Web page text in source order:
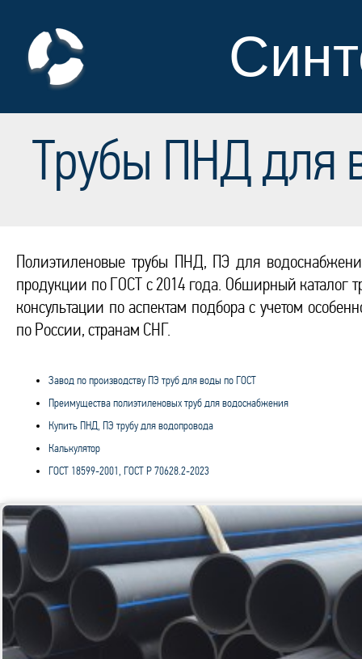
Трубы ПНД для
Полиэтиленовые трубы ПНД, ПЭ для
продукции по ГОСТ с 2014 года. Обширный каталог
консультации по аспектам подбора с учетом
по России, странам СНГ.
Завод по производству ПЭ труб для воды по ГОСТ
Преимущества полиэтиленовых труб для водоснабжения
Купить ПНД, ПЭ трубу для водопровода
Калькулятор
ГОСТ 18599-2001, ГОСТ Р 70628.2-2023